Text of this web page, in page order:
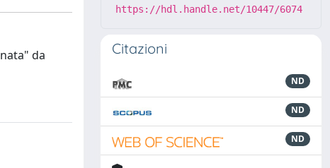
da
https://hdl.handle.net/10447/6074
Citazioni
ND
ND
ND